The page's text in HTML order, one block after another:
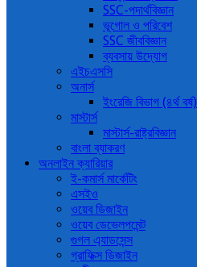
SSC-পদার্থবিজ্ঞান
ভূগোল ও পরিবেশ
SSC জীববিজ্ঞান
ব্যবসায় উদ্যোগ
এইচএসসি
অনার্স
ইংরেজি বিভাগ (৪র্থ বর্ষ)
মাস্টার্স
মাস্টার্স-রাষ্ট্রবিজ্ঞান
বাংলা ব্যাকরণ
অনলাইন ক্যারিয়ার
ই-কমার্স মার্কেটিং
এসইও
ওয়েব ডিজাইন
ওয়েব ডেভেলপমেন্ট
গুগল এ্যাডসেন্স
গ্রাফিক্স ডিজাইন